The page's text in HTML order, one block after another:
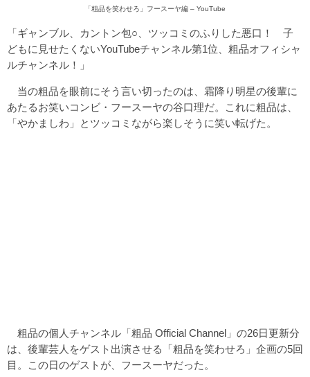
「粗品を笑わせろ」フースーヤ編 – YouTube
「ギャンブル、カントン包○、ツッコミのふりした悪口！ 子
どもに見せたくないYouTubeチャンネル第1位、粗品オフィシャ
ルチャンネル！」
当の粗品を眼前にそう言い切ったのは、霜降り明星の後輩に
あたるお笑いコンビ・フースーヤの谷口理だ。これに粗品は、
「やかましわ」とツッコミながら楽しそうに笑い転げた。
粗品の個人チャンネル「粗品 Official Channel」の26日更新分
は、後輩芸人をゲスト出演させる「粗品を笑わせろ」企画の5回
目。この日のゲストが、フースーヤだった。